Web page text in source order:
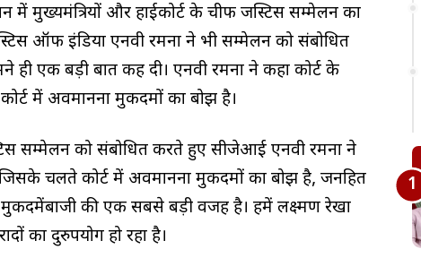
भवन में मुख्यमंत्रियों और हाईकोर्ट के चीफ जस्टिस सम्मेलन का
जस्टिस ऑफ इंडिया एनवी रमना ने भी सम्मेलन को संबोधित
ही एक बड़ी बात कह दी। एनवी रमना ने कहा कोर्ट के
में अवमानना मुकदमों का बोझ है।
सम्मेलन को संबोधित करते हुए सीजेआई एनवी रमना ने
चलते कोर्ट में अवमानना मुकदमों का बोझ है, जनहित
की एक सबसे बड़ी वजह है। हमें लक्ष्मण रेखा
का दुरुपयोग हो रहा है।